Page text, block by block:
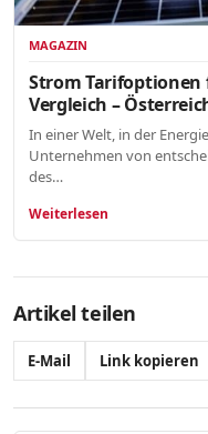
MAGAZIN
Strom
Vergleich –
In einer Welt, in der
Unternehmen von
des…
Weiterlesen
Artikel teilen
E-Mail Link kopieren